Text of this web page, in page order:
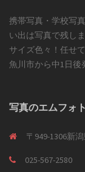
携帯写真・学校写
い出は写真で残し
サイズ色々！任せ
魚川市から中1日後
写真のエムフォト
〒949-1306新
025-567-2580